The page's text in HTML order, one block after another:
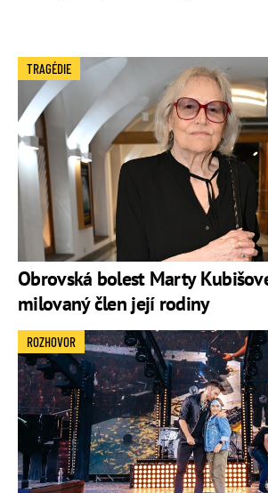
Obrovská bolest Marty
milovaný člen její rodiny
TRAGÉDIE
ROZHOVOR